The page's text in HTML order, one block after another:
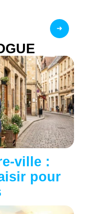
ville :
pour